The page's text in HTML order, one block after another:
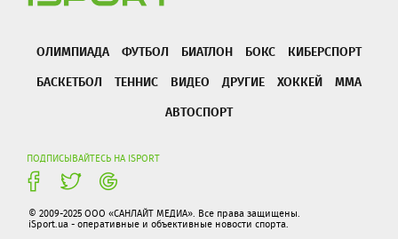
ОЛИМПИАДА ФУТБОЛ БИАТЛОН БОКС
КИБЕРСПОРТ
БАСКЕТБОЛ
ТЕННИС ВИДЕО ДРУГИЕ ХОККЕЙ
ММА
АВТОСПОРТ
ПОДПИСЫВАЙТЕСЬ НА ISPORT
© 2009-2025 ООО «САНЛАЙТ МЕДИА». Все права защищены.
iSport.ua - оперативные и объективные новости спорта.